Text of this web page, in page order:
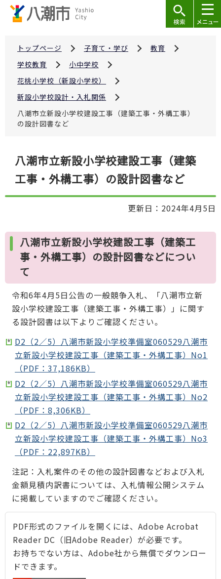
トップページ 子育て・学び
教育
学校教育
小中学校
花桃小学校（新設小学校）
新設小学校設計・入札関係
八潮市立新設小学校建設工事（建築工事・外構工事）
の設計図書など
八潮市立新設小学校建設工事（建築
工事・外構工事）の設計図書など
更新日：2024年4月5日
八潮市立新設小学校建設工事（建築工
事・外構工事）の設計図書などについ
て
令和6年4月5日公告の一般競争入札、「八潮市立新
設小学校建設工事（建築工事・外構工事）」に関す
る設計図書は以下よりご確認ください。
D2（2／5）八潮市新設小学校準備室060529八潮市
立新設小学校建設工事（建築工事・外構工事）No1
（PDF：37,186KB）
D2（2／5）八潮市新設小学校準備室060529八潮市
立新設小学校建設工事（建築工事・外構工事）No2
（PDF：8,306KB）
D2（2／5）八潮市新設小学校準備室060529八潮市
立新設小学校建設工事（建築工事・外構工事）No3
（PDF：22,897KB）
注記：入札案件のその他の設計図書などおよび入札
金額見積内訳書については、入札情報公開システム
に掲載していますのでご確認ください。
PDF形式のファイルを開くには、Adobe Acrobat
Reader DC（旧Adobe Reader）が必要です。
お持ちでない方は、Adobe社から無償でダウンロー
ドできます。